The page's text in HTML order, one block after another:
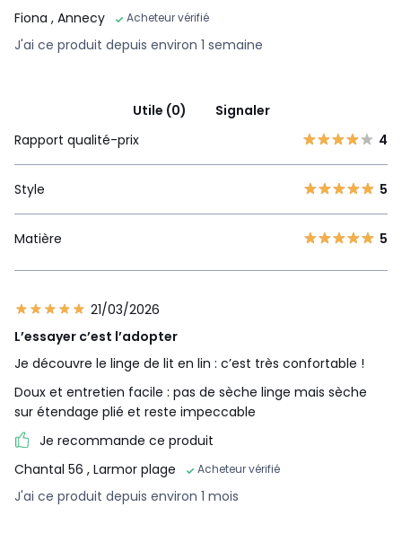
Fiona , Annecy Acheteur vérifié
J'ai ce produit depuis environ 1 semaine
Utile (0)
Signaler
Rapport qualité-prix
4
Style 5
Matière 5
21/03/2026
L’essayer c’est l’adopter
Je découvre le linge de lit en lin : c’est très confortable !
Doux et entretien facile : pas de sèche linge mais sèche
sur étendage plié et reste impeccable
Je recommande ce produit
Chantal 56 , Larmor plage Acheteur vérifié
J'ai ce produit depuis environ 1 mois